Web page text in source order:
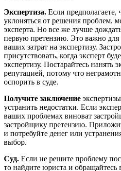
Экспертиза. Если предполагаете,
уклоняться от решения проблем,
эксперта. Но все же лучше
первую претензию. Это важно
ваших затрат на экспертизу.
присутствовать, когда эксперт
экспертизу. Постарайтесь нанять
репутацией, потому что
оспорить в суде.
Получите заключение
устранить недостатки. Если
ваших проблемах виноват
застройщику претензию.
и потребуйте денег или
выбор.
Суд. Если не решите проблему
то найдите юриста и обращайтесь